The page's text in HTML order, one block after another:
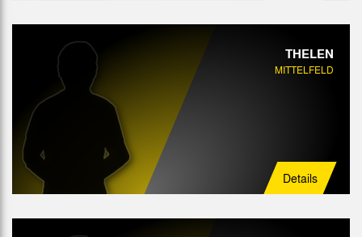
THELEN
MITTELFELD
Details